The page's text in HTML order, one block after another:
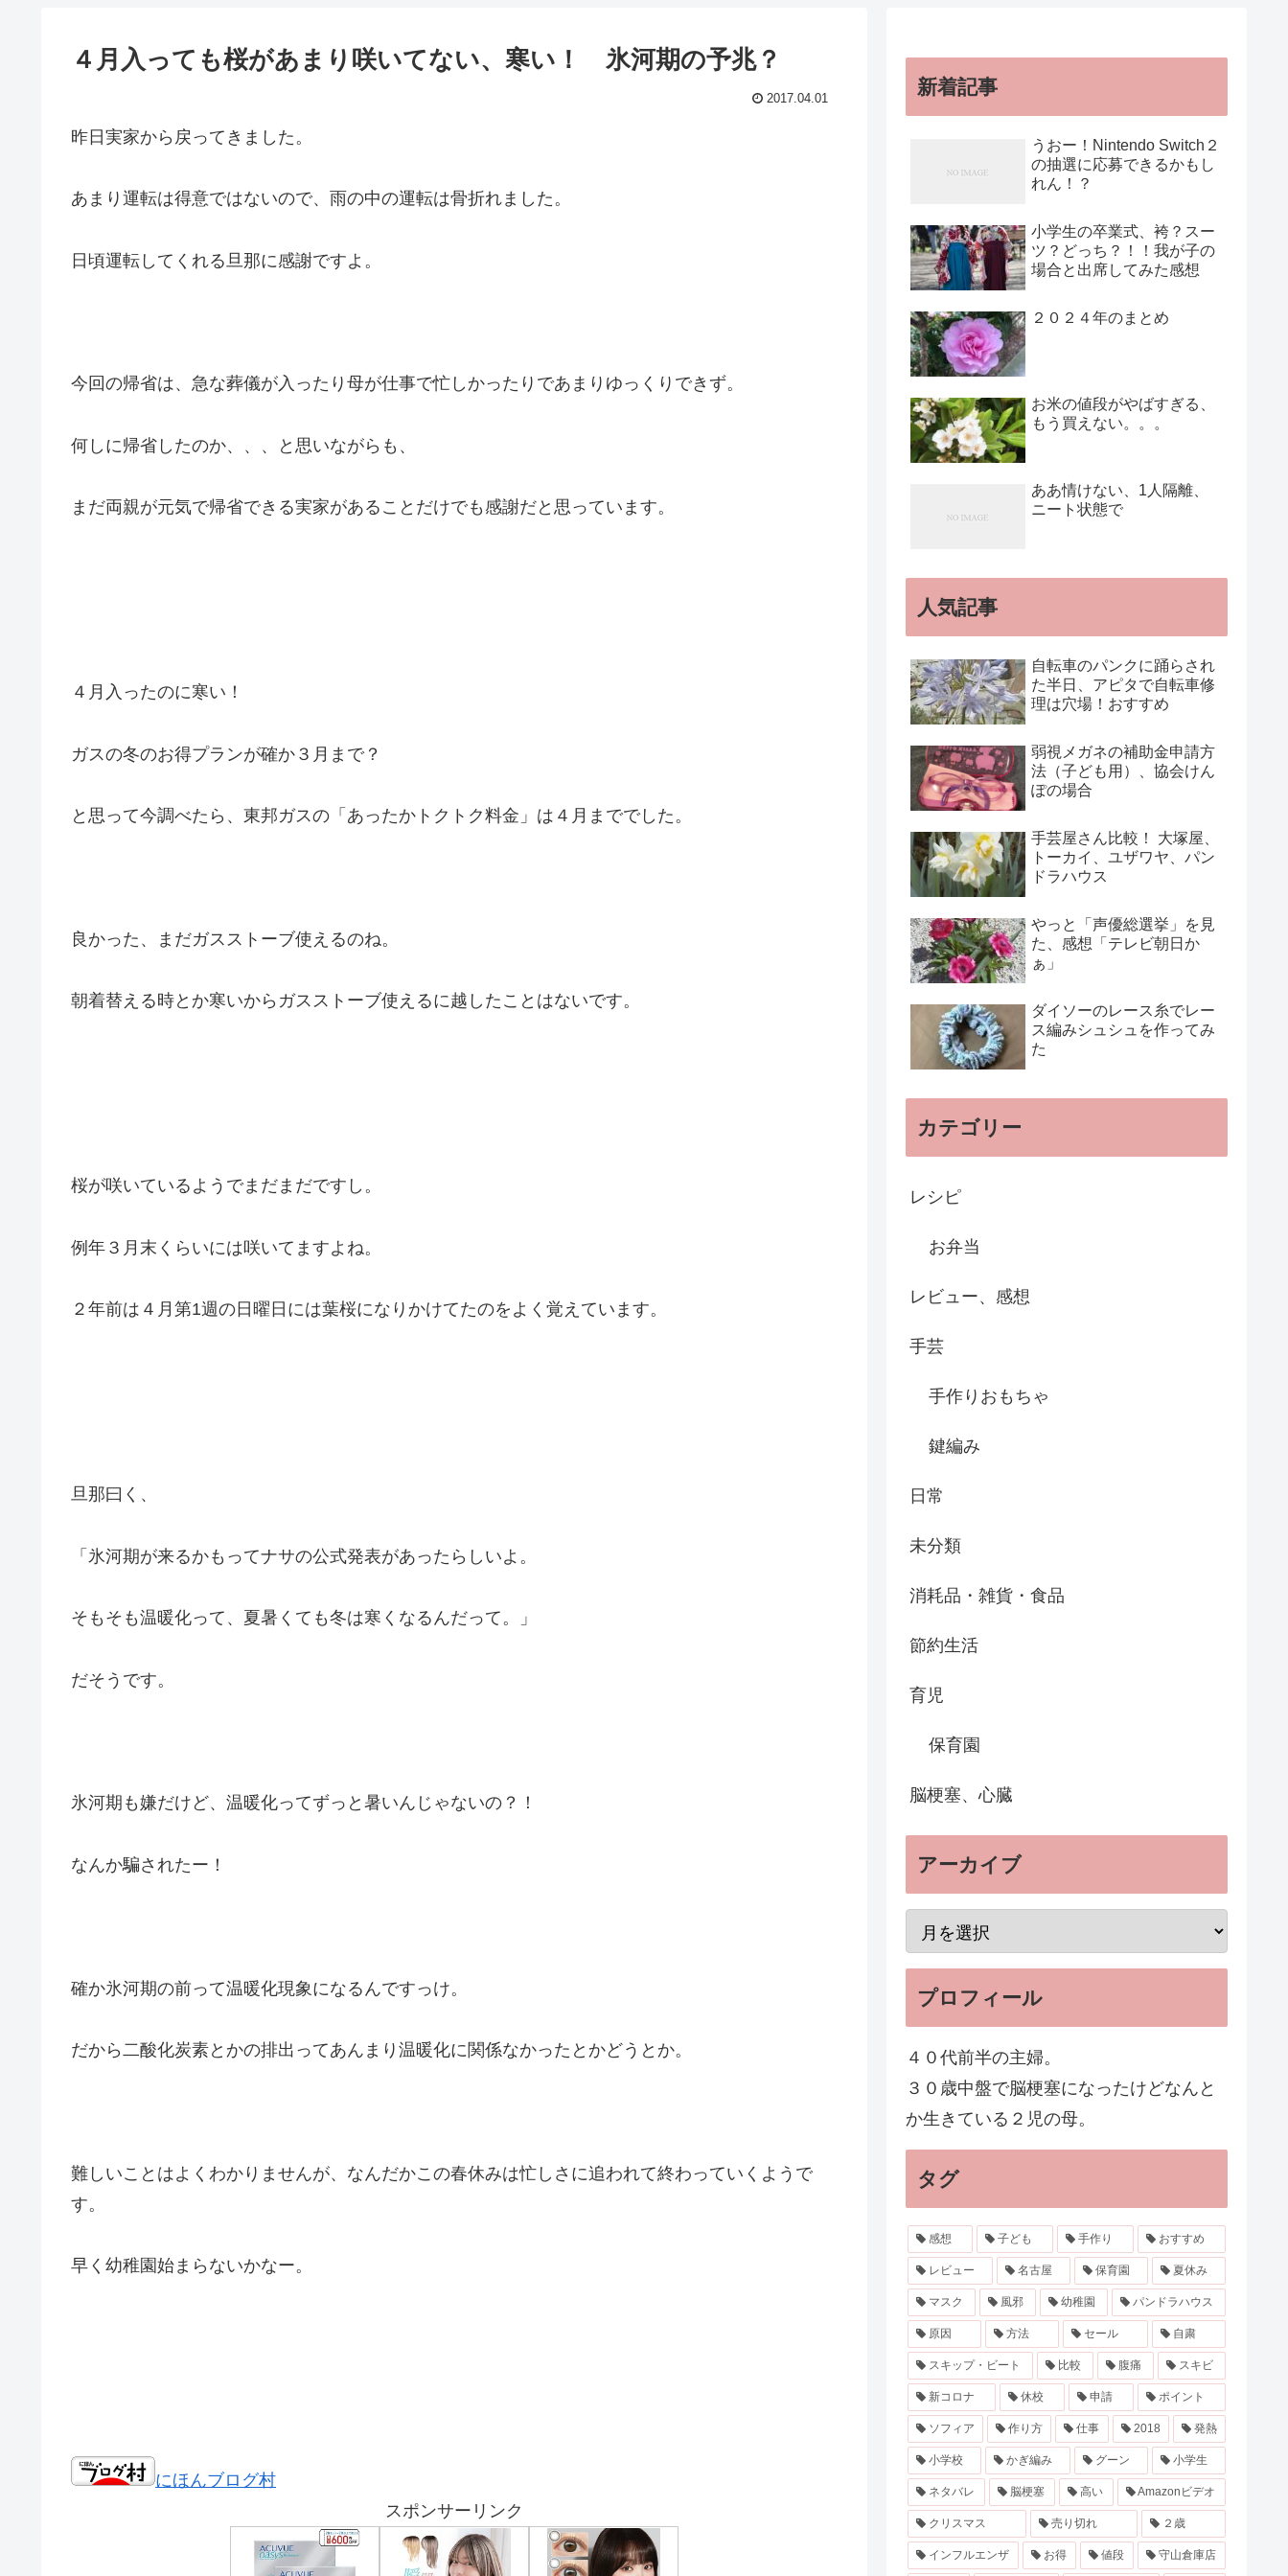
４月入っても桜があまり咲いてない、寒い！ 氷河期の予兆？
2017.04.01
昨日実家から戻ってきました。
あまり運転は得意ではないので、雨の中の運転は骨折れました。
日頃運転してくれる旦那に感謝ですよ。
今回の帰省は、急な葬儀が入ったり母が仕事で忙しかったりであまりゆっくりできず。
何しに帰省したのか、、、と思いながらも、
まだ両親が元気で帰省できる実家があることだけでも感謝だと思っています。
４月入ったのに寒い！
ガスの冬のお得プランが確か３月まで？
と思って今調べたら、東邦ガスの「あったかトクトク料金」は４月まででした。
良かった、まだガスストーブ使えるのね。
朝着替える時とか寒いからガスストーブ使えるに越したことはないです。
桜が咲いているようでまだまだですし。
例年３月末くらいには咲いてますよね。
２年前は４月第1週の日曜日には葉桜になりかけてたのをよく覚えています。
旦那曰く、
「氷河期が来るかもってナサの公式発表があったらしいよ。
そもそも温暖化って、夏暑くても冬は寒くなるんだって。」
だそうです。
氷河期も嫌だけど、温暖化ってずっと暑いんじゃないの？！
なんか騙されたー！
確か氷河期の前って温暖化現象になるんですっけ。
だから二酸化炭素とかの排出ってあんまり温暖化に関係なかったとかどうとか。
難しいことはよくわかりませんが、なんだかこの春休みは忙しさに追われて終わっていくようで
す。
早く幼稚園始まらないかなー。
にほんブログ村
スポンサーリンク
新着記事
うおー！Nintendo Switch２
の抽選に応募できるかもし
れん！？
小学生の卒業式、袴？スー
ツ？どっち？！！我が子の
場合と出席してみた感想
２０２４年のまとめ
お米の値段がやばすぎる、
もう買えない。。。
ああ情けない、1人隔離、
ニート状態で
人気記事
自転車のパンクに踊らされ
た半日、アピタで自転車修
理は穴場！おすすめ
弱視メガネの補助金申請方
法（子ども用）、協会けん
ぽの場合
手芸屋さん比較！ 大塚屋、
トーカイ、ユザワヤ、パン
ドラハウス
やっと「声優総選挙」を見
た、感想「テレビ朝日か
ぁ」
ダイソーのレース糸でレー
ス編みシュシュを作ってみ
た
カテゴリー
レシピ
お弁当
レビュー、感想
手芸
手作りおもちゃ
鍵編み
日常
未分類
消耗品・雑貨・食品
節約生活
育児
保育園
脳梗塞、心臓
アーカイブ
プロフィール
４０代前半の主婦。
３０歳中盤で脳梗塞になったけどなんと
か生きている２児の母。
タグ
感想 子ども 手作り おすすめ
レビュー 名古屋 保育園 夏休み
マスク 風邪 幼稚園 パンドラハウス
原因 方法 セール 自粛
スキップ・ビート 比較 腹痛 スキビ
新コロナ 休校 申請 ポイント
ソフィア 作り方 仕事 2018 発熱
小学校 かぎ編み グーン 小学生
ネタバレ 脳梗塞 高い Amazonビデオ
クリスマス 売り切れ ２歳
インフルエンザ お得 値段 守山倉庫店